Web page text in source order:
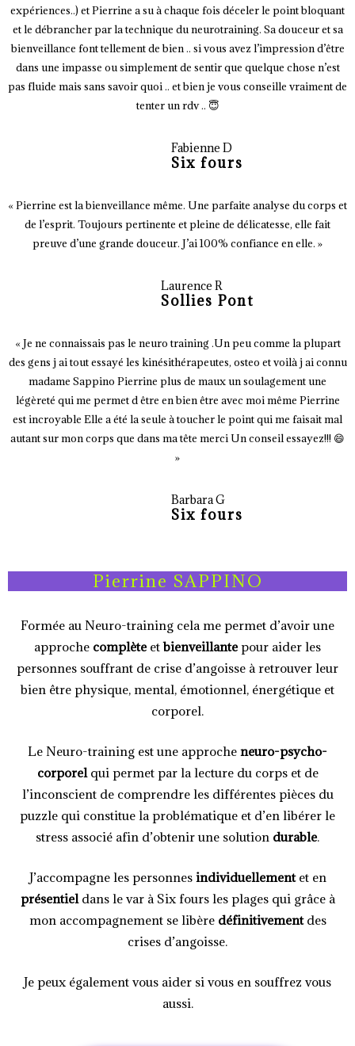
expériences..) et Pierrine a su à chaque fois déceler le point bloquant
et le débrancher par la technique du neurotraining. Sa douceur et sa
bienveillance font tellement de bien .. si vous avez l’impression d’être
dans une impasse ou simplement de sentir que quelque chose n’est
pas fluide mais sans savoir quoi .. et bien je vous conseille vraiment de
tenter un rdv .. 😇
Fabienne D
Six fours
« Pierrine est la bienveillance même. Une parfaite analyse du corps et
de l’esprit. Toujours pertinente et pleine de délicatesse, elle fait
preuve d’une grande douceur. J’ai 100% confiance en elle. »
Laurence R
Sollies Pont
« Je ne connaissais pas le neuro training .Un peu comme la plupart
des gens j ai tout essayé les kinésithérapeutes, osteo et voilà j ai connu
madame Sappino Pierrine plus de maux un soulagement une
légèreté qui me permet d être en bien être avec moi même Pierrine
est incroyable Elle a été la seule à toucher le point qui me faisait mal
autant sur mon corps que dans ma tête merci Un conseil essayez!!! 😄
»
Barbara G
Six fours
Pierrine SAPPINO
Formée au Neuro-training cela me permet d’avoir une
approche complète etbienveillante pour aider les
personnes souffrant de crise d’angoisse à retrouver leur
bien être physique, mental, émotionnel, énergétique et
corporel.
Le Neuro-training est une approche neuro-psycho-
corporelqui permet par la lecture du corps et de
l’inconscient de comprendre les différentes pièces du
puzzle qui constitue la problématique et d’en libérer le
stress associé afin d’obtenir une solution durable.
J’accompagne les personnes individuellementet en
présentieldans le var à Six fours les plages qui grâce à
mon accompagnement se libère définitivementdes
crises d’angoisse.
Je peux également vous aider si vous en souffrez vous
aussi.